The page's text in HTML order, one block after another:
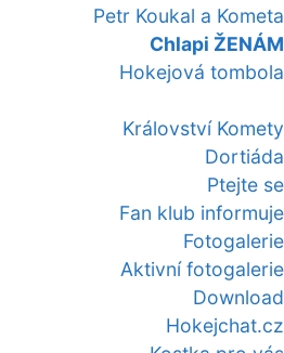
Petr Koukal a Kometa
Chlapi ŽENÁM
Hokejová tombola
Království Komety
Dortiáda
Ptejte se
Fan klub informuje
Fotogalerie
Aktivní fotogalerie
Download
Hokejchat.cz